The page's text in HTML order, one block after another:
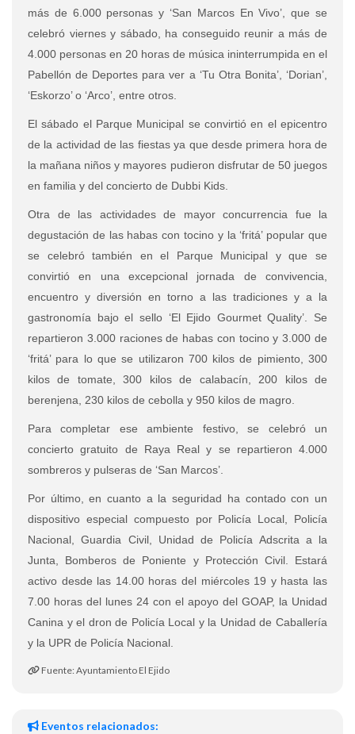
más de 6.000 personas y ‘San Marcos En Vivo’, que se
celebró viernes y sábado, ha conseguido reunir a más de
4.000 personas en 20 horas de música ininterrumpida en el
Pabellón de Deportes para ver a ‘Tu Otra Bonita’, ‘Dorian’,
‘Eskorzo’ o ‘Arco’, entre otros.
El sábado el Parque Municipal se convirtió en el epicentro
de la actividad de las fiestas ya que desde primera hora de
la mañana niños y mayores pudieron disfrutar de 50 juegos
en familia y del concierto de Dubbi Kids.
Otra de las actividades de mayor concurrencia fue la
degustación de las habas con tocino y la ‘fritá’ popular que
se celebró también en el Parque Municipal y que se
convirtió en una excepcional jornada de convivencia,
encuentro y diversión en torno a las tradiciones y a la
gastronomía bajo el sello ‘El Ejido Gourmet Quality’. Se
repartieron 3.000 raciones de habas con tocino y 3.000 de
‘fritá’ para lo que se utilizaron 700 kilos de pimiento, 300
kilos de tomate, 300 kilos de calabacín, 200 kilos de
berenjena, 230 kilos de cebolla y 950 kilos de magro.
Para completar ese ambiente festivo, se celebró un
concierto gratuito de Raya Real y se repartieron 4.000
sombreros y pulseras de ‘San Marcos’.
Por último, en cuanto a la seguridad ha contado con un
dispositivo especial compuesto por Policía Local, Policía
Nacional, Guardia Civil, Unidad de Policía Adscrita a la
Junta, Bomberos de Poniente y Protección Civil. Estará
activo desde las 14.00 horas del miércoles 19 y hasta las
7.00 horas del lunes 24 con el apoyo del GOAP, la Unidad
Canina y el dron de Policía Local y la Unidad de Caballería
y la UPR de Policía Nacional.
Fuente: Ayuntamiento El Ejido
Eventos relacionados: